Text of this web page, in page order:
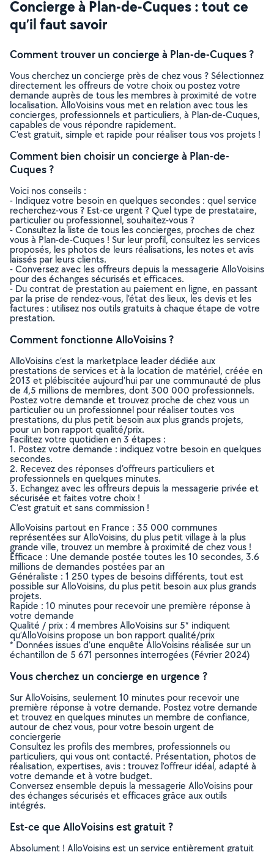
Concierge à Plan-de-Cuques : tout ce
qu’il faut savoir
Comment trouver un concierge à Plan-de-Cuques ?
Vous cherchez un concierge près de chez vous ? Sélectionnez
directement les offreurs de votre choix ou postez votre
demande auprès de tous les membres à proximité de votre
localisation. AlloVoisins vous met en relation avec tous les
concierges, professionnels et particuliers, à Plan-de-Cuques,
capables de vous répondre rapidement.
C’est gratuit, simple et rapide pour réaliser tous vos projets !
Comment bien choisir un concierge à Plan-de-
Cuques ?
Voici nos conseils :
- Indiquez votre besoin en quelques secondes : quel service
recherchez-vous ? Est-ce urgent ? Quel type de prestataire,
particulier ou professionnel, souhaitez-vous ?
- Consultez la liste de tous les concierges, proches de chez
vous à Plan-de-Cuques ! Sur leur profil, consultez les services
proposés, les photos de leurs réalisations, les notes et avis
laissés par leurs clients.
- Conversez avec les offreurs depuis la messagerie AlloVoisins
pour des échanges sécurisés et efficaces.
- Du contrat de prestation au paiement en ligne, en passant
par la prise de rendez-vous, l’état des lieux, les devis et les
factures : utilisez nos outils gratuits à chaque étape de votre
prestation.
Comment fonctionne AlloVoisins ?
AlloVoisins c’est la marketplace leader dédiée aux
prestations de services et à la location de matériel, créée en
2013 et plébiscitée aujourd’hui par une communauté de plus
de 4,5 millions de membres, dont 300 000 professionnels.
Postez votre demande et trouvez proche de chez vous un
particulier ou un professionnel pour réaliser toutes vos
prestations, du plus petit besoin aux plus grands projets,
pour un bon rapport qualité/prix.
Facilitez votre quotidien en 3 étapes :
1. Postez votre demande : indiquez votre besoin en quelques
secondes.
2. Recevez des réponses d’offreurs particuliers et
professionnels en quelques minutes.
3. Echangez avec les offreurs depuis la messagerie privée et
sécurisée et faites votre choix !
C’est gratuit et sans commission !
AlloVoisins partout en France : 35 000 communes
représentées sur AlloVoisins, du plus petit village à la plus
grande ville, trouvez un membre à proximité de chez vous !
Efficace : Une demande postée toutes les 10 secondes, 3.6
millions de demandes postées par an
Généraliste : 1 250 types de besoins différents, tout est
possible sur AlloVoisins, du plus petit besoin aux plus grands
projets.
Rapide : 10 minutes pour recevoir une première réponse à
votre demande
Qualité / prix : 4 membres AlloVoisins sur 5* indiquent
qu’AlloVoisins propose un bon rapport qualité/prix
* Données issues d’une enquête AlloVoisins réalisée sur un
échantillon de 5 671 personnes interrogées (Février 2024)
Vous cherchez un concierge en urgence ?
Sur AlloVoisins, seulement 10 minutes pour recevoir une
première réponse à votre demande. Postez votre demande
et trouvez en quelques minutes un membre de confiance,
autour de chez vous, pour votre besoin urgent de
conciergerie
Consultez les profils des membres, professionnels ou
particuliers, qui vous ont contacté. Présentation, photos de
réalisation, expertises, avis : trouvez l'offreur idéal, adapté à
votre demande et à votre budget.
Conversez ensemble depuis la messagerie AlloVoisins pour
des échanges sécurisés et efficaces grâce aux outils
intégrés.
Est-ce que AlloVoisins est gratuit ?
Absolument ! AlloVoisins est un service entièrement gratuit